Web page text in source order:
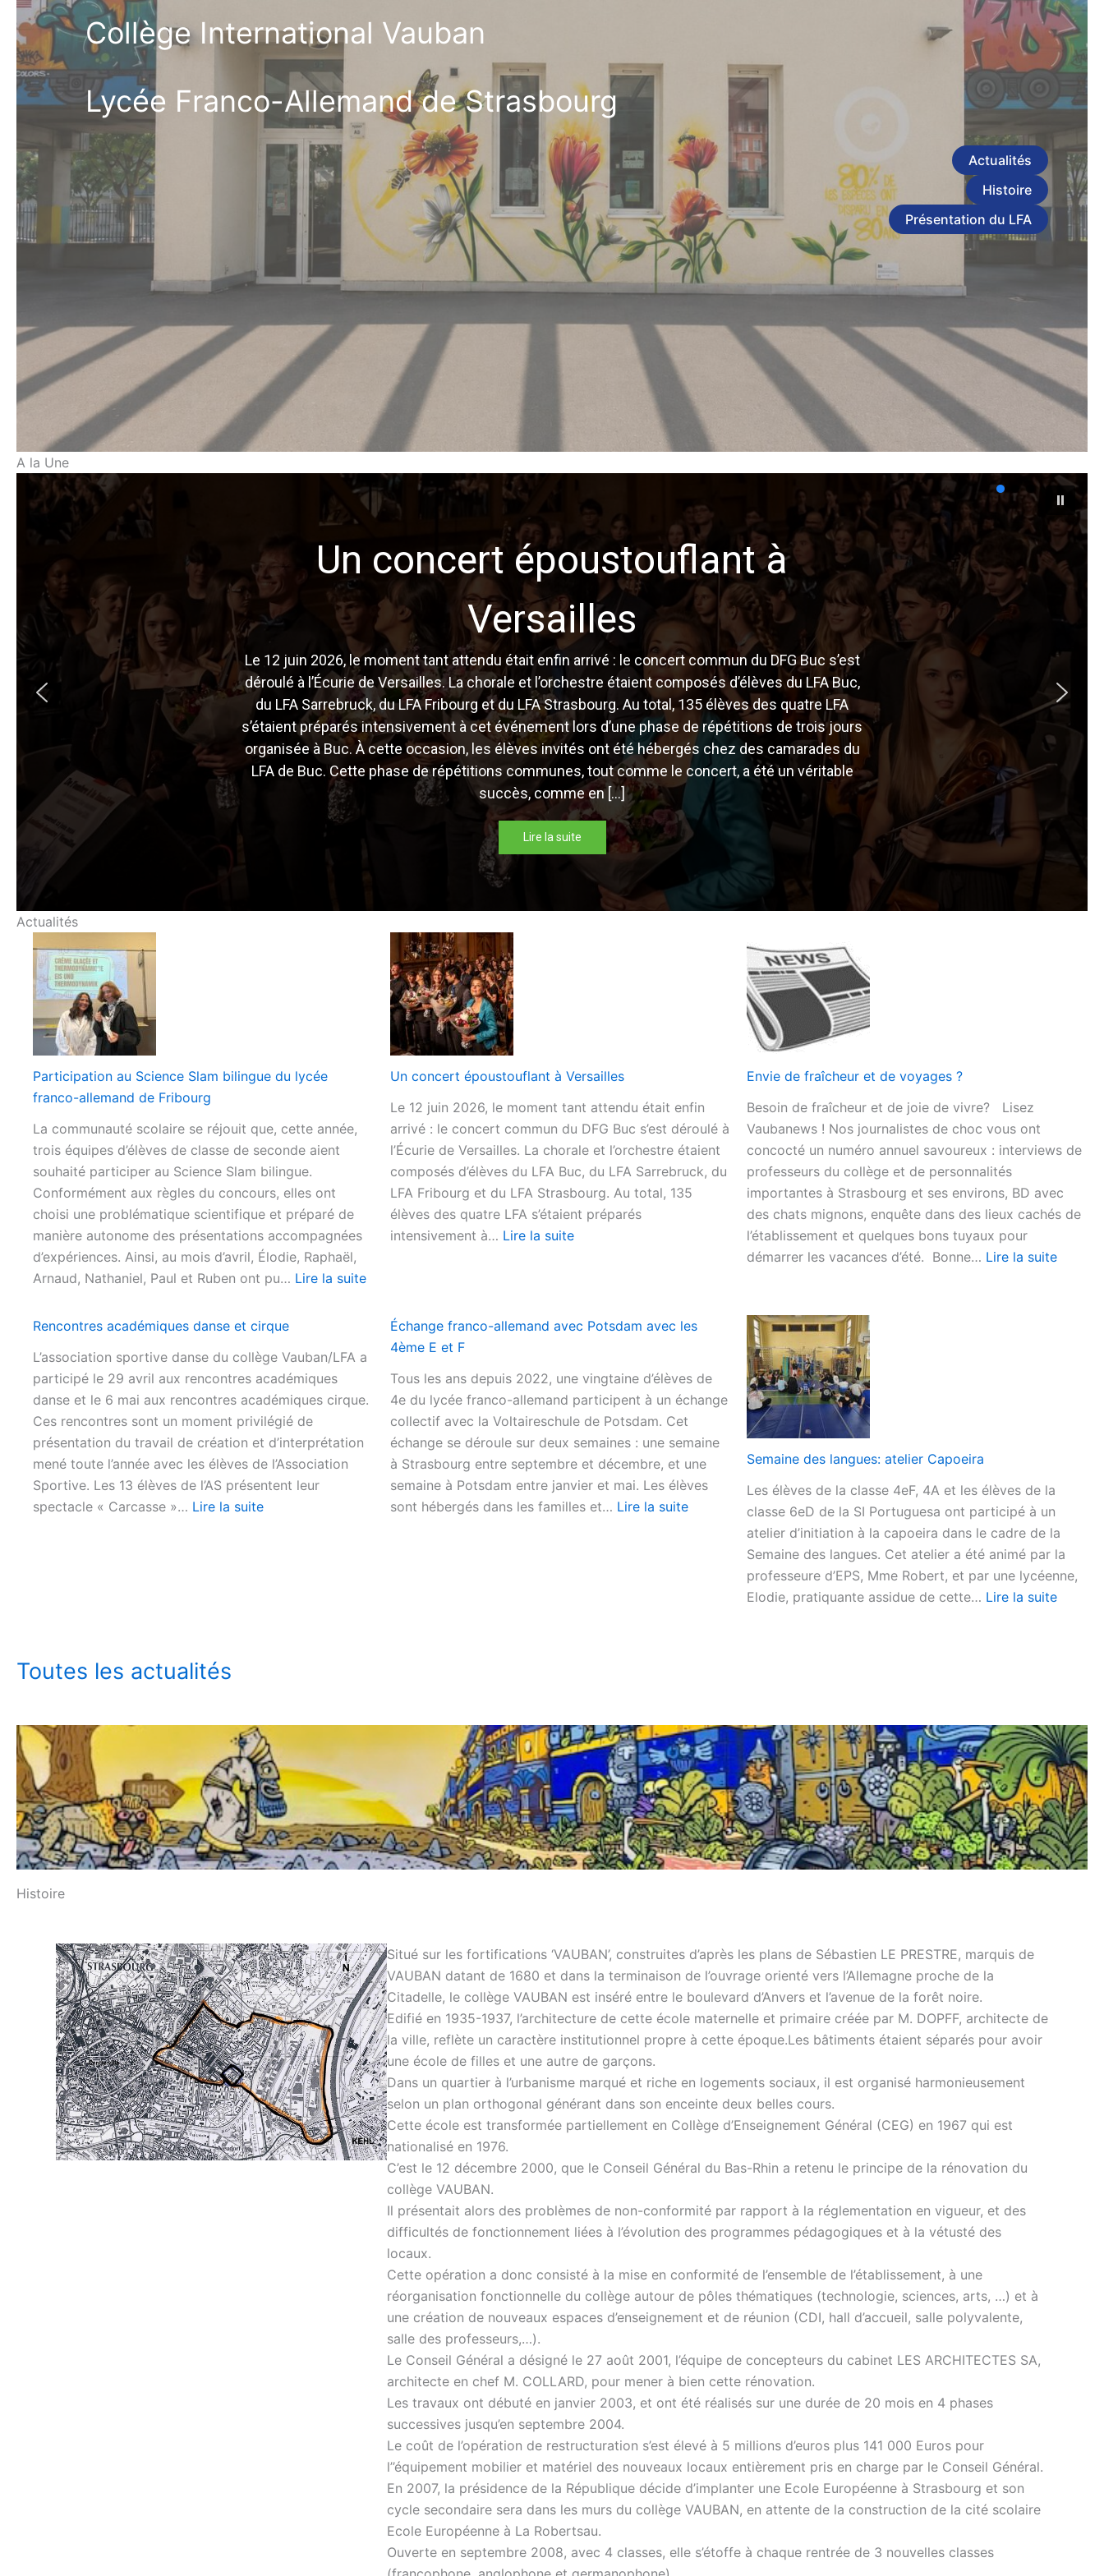
Collège International Vauban
Lycée Franco-Allemand de Strasbourg
Actualités
Histoire
Présentation du LFA
A la Une
Un concert époustouflant à
Versailles
Le 12 juin 2026, le moment tant attendu était enfin arrivé : le concert commun du DFG Buc s’est
déroulé à l’Écurie de Versailles. La chorale et l’orchestre étaient composés d’élèves du LFA Buc,
du LFA Sarrebruck, du LFA Fribourg et du LFA Strasbourg. Au total, 135 élèves des quatre LFA
s’étaient préparés intensivement à cet événement lors d’une phase de répétitions de trois jours
organisée à Buc. À cette occasion, les élèves invités ont été hébergés chez des camarades du
LFA de Buc. Cette phase de répétitions communes, tout comme le concert, a été un véritable
succès, comme en […]
Lire la suite
Actualités
Participation au Science Slam bilingue du lycée
franco-allemand de Fribourg
La communauté scolaire se réjouit que, cette année,
trois équipes d’élèves de classe de seconde aient
souhaité participer au Science Slam bilingue.
Conformément aux règles du concours, elles ont
choisi une problématique scientifique et préparé de
manière autonome des présentations accompagnées
d’expériences. Ainsi, au mois d’avril, Élodie, Raphaël,
Arnaud, Nathaniel, Paul et Ruben ont pu… Lire la suite
Un concert époustouflant à Versailles
Le 12 juin 2026, le moment tant attendu était enfin
arrivé : le concert commun du DFG Buc s’est déroulé à
l’Écurie de Versailles. La chorale et l’orchestre étaient
composés d’élèves du LFA Buc, du LFA Sarrebruck, du
LFA Fribourg et du LFA Strasbourg. Au total, 135
élèves des quatre LFA s’étaient préparés
intensivement à… Lire la suite
Envie de fraîcheur et de voyages ?
Besoin de fraîcheur et de joie de vivre? Lisez
Vaubanews ! Nos journalistes de choc vous ont
concocté un numéro annuel savoureux : interviews de
professeurs du collège et de personnalités
importantes à Strasbourg et ses environs, BD avec
des chats mignons, enquête dans des lieux cachés de
l’établissement et quelques bons tuyaux pour
démarrer les vacances d’été. Bonne… Lire la suite
Rencontres académiques danse et cirque
L’association sportive danse du collège Vauban/LFA a
participé le 29 avril aux rencontres académiques
danse et le 6 mai aux rencontres académiques cirque.
Ces rencontres sont un moment privilégié de
présentation du travail de création et d’interprétation
mené toute l’année avec les élèves de l’Association
Sportive. Les 13 élèves de l’AS présentent leur
spectacle « Carcasse »… Lire la suite
Échange franco-allemand avec Potsdam avec les
4ème E et F
Tous les ans depuis 2022, une vingtaine d’élèves de
4e du lycée franco-allemand participent à un échange
collectif avec la Voltaireschule de Potsdam. Cet
échange se déroule sur deux semaines : une semaine
à Strasbourg entre septembre et décembre, et une
semaine à Potsdam entre janvier et mai. Les élèves
sont hébergés dans les familles et… Lire la suite
Semaine des langues: atelier Capoeira
Les élèves de la classe 4eF, 4A et les élèves de la
classe 6eD de la SI Portuguesa ont participé à un
atelier d’initiation à la capoeira dans le cadre de la
Semaine des langues. Cet atelier a été animé par la
professeure d’EPS, Mme Robert, et par une lycéenne,
Elodie, pratiquante assidue de cette… Lire la suite
Toutes les actualités
Histoire
Situé sur les fortifications ‘VAUBAN’, construites d’après les plans de Sébastien LE PRESTRE, marquis de
VAUBAN datant de 1680 et dans la terminaison de l’ouvrage orienté vers l’Allemagne proche de la
Citadelle, le collège VAUBAN est inséré entre le boulevard d’Anvers et l’avenue de la forêt noire.
Edifié en 1935-1937, l’architecture de cette école maternelle et primaire créée par M. DOPFF, architecte de
la ville, reflète un caractère institutionnel propre à cette époque.Les bâtiments étaient séparés pour avoir
une école de filles et une autre de garçons.
Dans un quartier à l’urbanisme marqué et riche en logements sociaux, il est organisé harmonieusement
selon un plan orthogonal générant dans son enceinte deux belles cours.
Cette école est transformée partiellement en Collège d’Enseignement Général (CEG) en 1967 qui est
nationalisé en 1976.
C’est le 12 décembre 2000, que le Conseil Général du Bas-Rhin a retenu le principe de la rénovation du
collège VAUBAN.
Il présentait alors des problèmes de non-conformité par rapport à la réglementation en vigueur, et des
difficultés de fonctionnement liées à l’évolution des programmes pédagogiques et à la vétusté des
locaux.
Cette opération a donc consisté à la mise en conformité de l’ensemble de l’établissement, à une
réorganisation fonctionnelle du collège autour de pôles thématiques (technologie, sciences, arts, …) et à
une création de nouveaux espaces d’enseignement et de réunion (CDI, hall d’accueil, salle polyvalente,
salle des professeurs,…).
Le Conseil Général a désigné le 27 août 2001, l’équipe de concepteurs du cabinet LES ARCHITECTES SA,
architecte en chef M. COLLARD, pour mener à bien cette rénovation.
Les travaux ont débuté en janvier 2003, et ont été réalisés sur une durée de 20 mois en 4 phases
successives jusqu’en septembre 2004.
Le coût de l’opération de restructuration s’est élevé à 5 millions d’euros plus 141 000 Euros pour
l’’équipement mobilier et matériel des nouveaux locaux entièrement pris en charge par le Conseil Général.
En 2007, la présidence de la République décide d’implanter une Ecole Européenne à Strasbourg et son
cycle secondaire sera dans les murs du collège VAUBAN, en attente de la construction de la cité scolaire
Ecole Européenne à La Robertsau.
Ouverte en septembre 2008, avec 4 classes, elle s’étoffe à chaque rentrée de 3 nouvelles classes